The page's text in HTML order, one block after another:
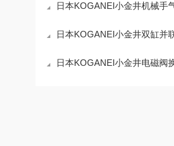
日本KOGANEI小金井机械手气缸NHBDSL-
日本KOGANEI小金井双缸并联型滑台 SUP25*75-K适
日本KOGANEI小金井电磁阀换向阀AIR VALVE 200-4E1 DC24V